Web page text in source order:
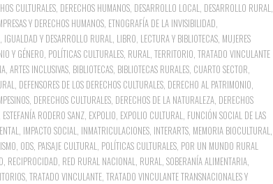
CULTURALES DERECHOS HUMANOS DESARROLLO LOCAL DESARROLLO RURAL
Y DERECHOS HUMANOS ETNOGRAFÍA DE LA INVISIBILIDAD
IGUALDAD Y DESARROLLO RURAL LIBRO, LECTURA Y BIBLIOTECAS MUJERES
Y GÉNERO POLÍTICAS CULTURALES RURAL TERRITORIO TRATADO VINCULANTE
,ARTES INCLUSIVAS BIBLIOTECAS BIBLIOTECAS RURALES CUARTO SECTOR
DEFENSORES DE LOS DERECHOS CULTURALES DERECHO AL PATRIMONIO
DERECHOS CULTURALES DERECHOS DE LA NATURALEZA DERECHOS
ESTEFANÍA RODERO SANZ EXPOLIO EXPOLIO CULTURAL FUNCIÓN SOCIAL DE LAS
IMPACTO SOCIAL INMATRICULACIONES INTERARTS MEMORIA BIOCULTURAL
ODS PAISAJE CULTURAL POLÍTICAS CULTURALES POR UN MUNDO RURAL
RECIPROCIDAD RED RURAL NACIONAL RURAL SOBERANÍA ALIMENTARIA
TRATADO VINCULANTE TRATADO VINCULANTE TRANSNACIONALES Y